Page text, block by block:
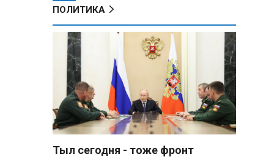
ПОЛИТИКА
Тыл сегодня - тоже фронт